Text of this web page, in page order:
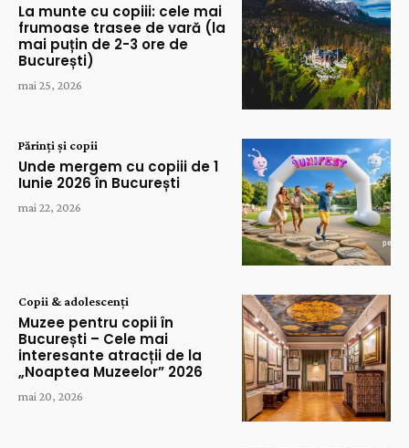
La munte cu copiii: cele mai
frumoase trasee de vară (la
mai puțin de 2-3 ore de
București)
mai 25, 2026
Părinți și copii
Unde mergem cu copiii de 1
Iunie 2026 în București
mai 22, 2026
Copii & adolescenți
Muzee pentru copii în
București – Cele mai
interesante atracții de la
„Noaptea Muzeelor” 2026
mai 20, 2026